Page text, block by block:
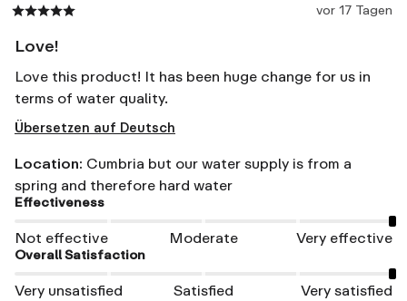
vor 17 Tagen
Love!
Love this product! It has been huge change for us in
terms of water quality.
Übersetzen auf Deutsch
Location: Cumbria but our water supply is from a
spring and therefore hard water
Effectiveness
Not effective Moderate Very effective
Overall Satisfaction
Very unsatisfied Satisfied Very satisfied